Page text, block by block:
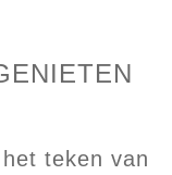
teken van